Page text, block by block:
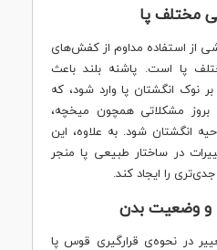
از استفاده مداوم از کفش‌های
پا است. پاشنه بلند باعث
نوک انگشتان پا وارد شود، که
بروز مشکلاتی همچون میخچه،
انگشتان شود. به علاوه، این
در ساختار طبیعی پا منجر
را ایجاد کند.
در نحوه‌ی قرارگیری قوس پا